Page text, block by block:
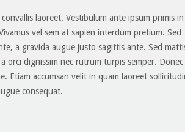
laoreet. Vestibulum ante ipsum primis in
vel sem at sapien interdum pretium. Sed
a gravida augue justo sagittis ante. Sed
orci dignissim nec rutrum turpis semper. Donec
Etiam accumsan velit in quam laoreet
consequat.